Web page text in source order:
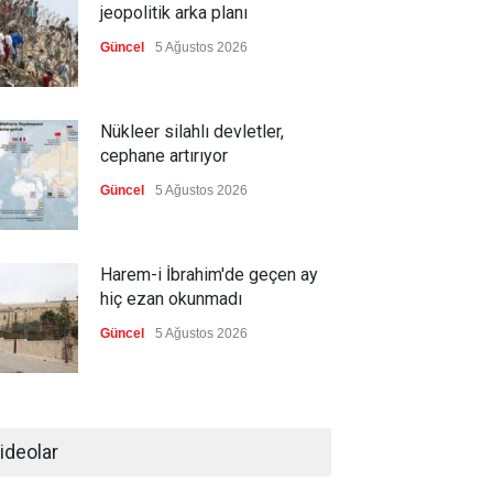
jeopolitik arka planı
Güncel 5 Ağustos 2026
Nükleer silahlı devletler,
cephane artırıyor
Güncel 5 Ağustos 2026
Harem-i İbrahim'de geçen ay
hiç ezan okunmadı
Güncel 5 Ağustos 2026